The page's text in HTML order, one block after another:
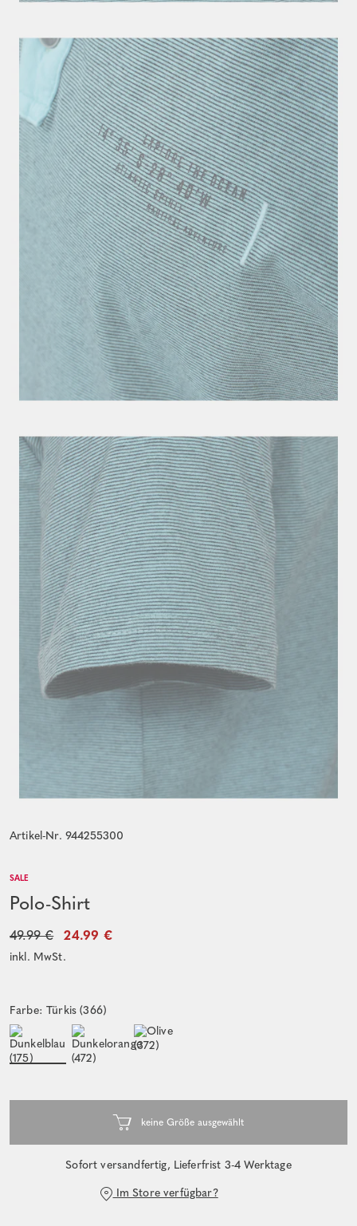
Artikel-Nr. 944255300
SALE
Polo-Shirt
49.99 € 24.99 €
inkl. MwSt.
Farbe: Türkis (366)
Sofort versandfertig, Lieferfrist 3-4 Werktage
Im Store verfügbar?